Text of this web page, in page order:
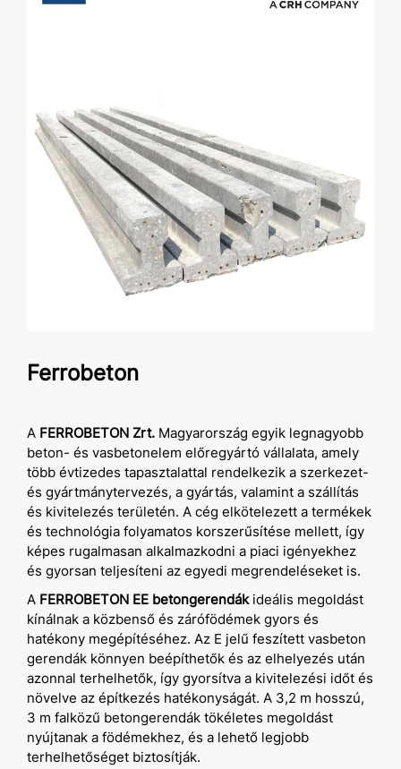
Ferrobeton
A FERROBETON Zrt. Magyarország egyik legnagyobb
beton- és vasbetonelem előregyártó vállalata, amely
több évtizedes tapasztalattal rendelkezik a szerkezet-
és gyártmánytervezés, a gyártás, valamint a szállítás
és kivitelezés területén. A cég elkötelezett a termékek
és technológia folyamatos korszerűsítése mellett, így
képes rugalmasan alkalmazkodni a piaci igényekhez
és gyorsan teljesíteni az egyedi megrendeléseket is.
A FERROBETON EE betongerendákideális megoldást
kínálnak a közbenső és zárófödémek gyors és
hatékony megépítéséhez. Az E jelű feszített vasbeton
gerendák könnyen beépíthetők és az elhelyezés után
azonnal terhelhetők, így gyorsítva a kivitelezési időt és
növelve az építkezés hatékonyságát. A 3,2 m hosszú,
3 m falközű betongerendák tökéletes megoldást
nyújtanak a födémekhez, és a lehető legjobb
terhelhetőséget biztosítják.